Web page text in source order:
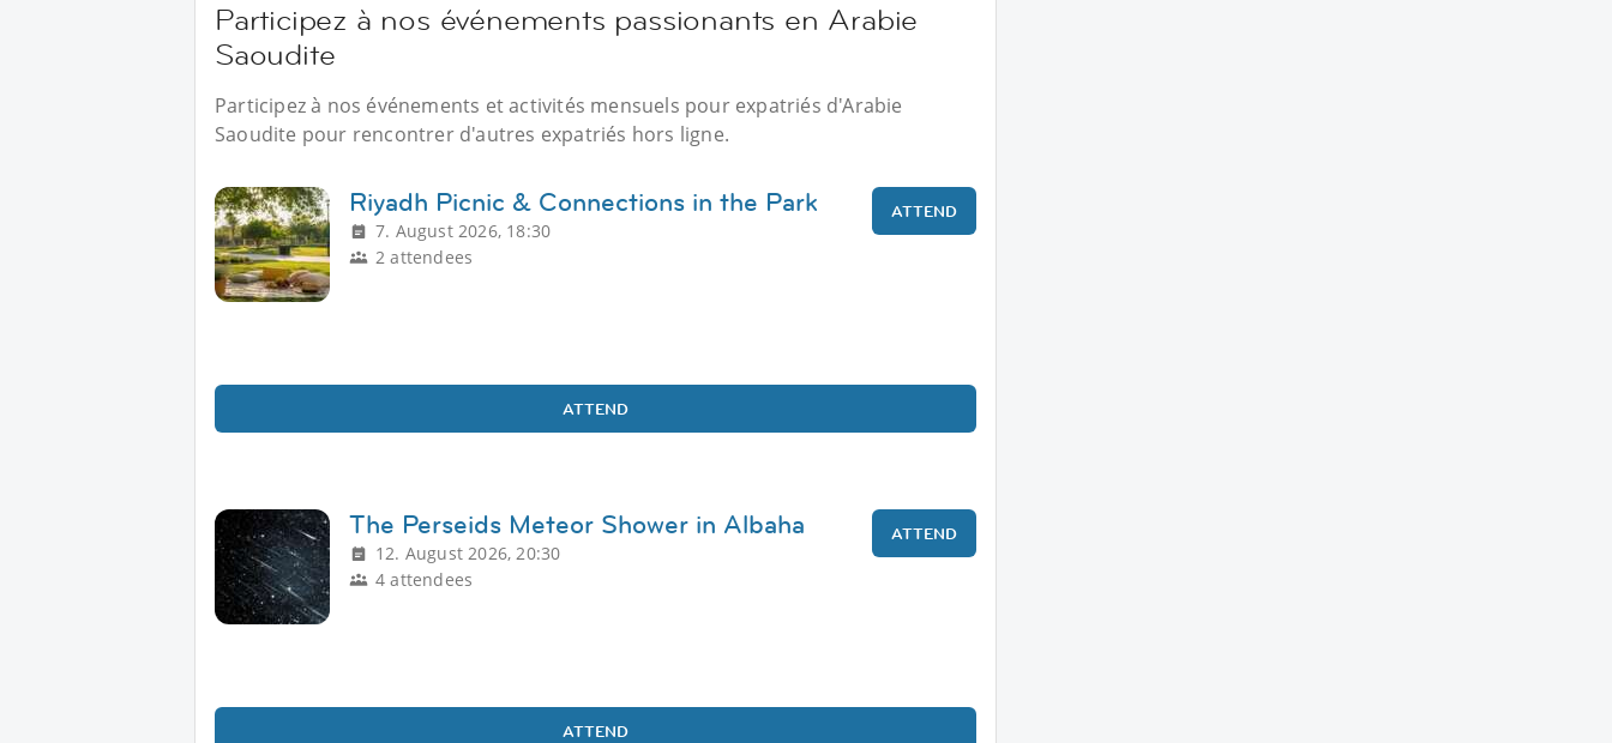
Participez à nos événements passionants en Arabie
Saoudite
Participez à nos événements et activités mensuels pour expatriés d'Arabie
Saoudite pour rencontrer d'autres expatriés hors ligne.
Riyadh Picnic & Connections in the Park
7. August 2026, 18:30
2 attendees
ATTEND
ATTEND
The Perseids Meteor Shower in Albaha
12. August 2026, 20:30
4 attendees
ATTEND
ATTEND